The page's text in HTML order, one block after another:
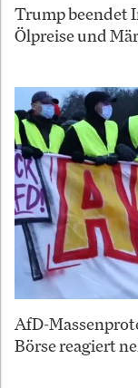
Trump beendet
Ölpreise und
AfD-
Börse reagiert